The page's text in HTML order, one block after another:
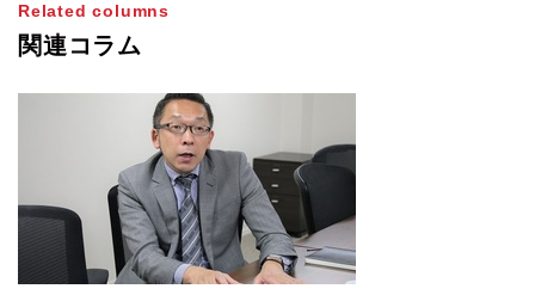
Related columns
関連コラム